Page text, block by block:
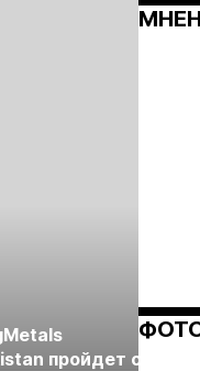
пройдет с